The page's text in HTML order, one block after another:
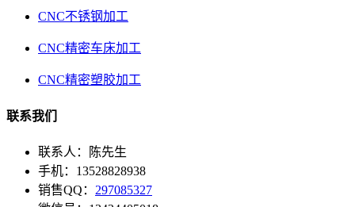
CNC不锈钢加工
CNC精密车床加工
CNC精密塑胶加工
联系我们
联系人：陈先生
手机：13528828938
销售QQ： 297085327